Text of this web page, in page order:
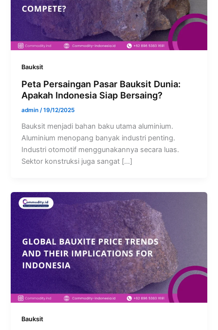
Bauksit
Peta Persaingan Pasar Bauksit Dunia:
Apakah Indonesia Siap Bersaing?
admin/19/12/2025
Bauksit menjadi bahan baku utama aluminium.
Aluminium menopang banyak industri penting.
Industri otomotif menggunakannya secara luas.
Sektor konstruksi juga sangat […]
Bauksit